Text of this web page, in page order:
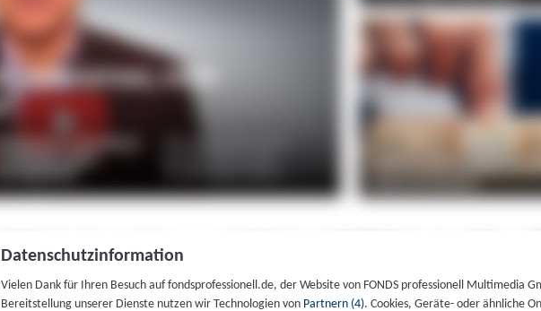
Datenschutzinformation
Vielen Dank für Ihren Besuch auf fondsprofessionell.de, der Website von FONDS professionell Multimedia
Bereitstellung unserer Dienste nutzen wir Technologien von Partnern (4). Cookies, Geräte- oder ähnliche